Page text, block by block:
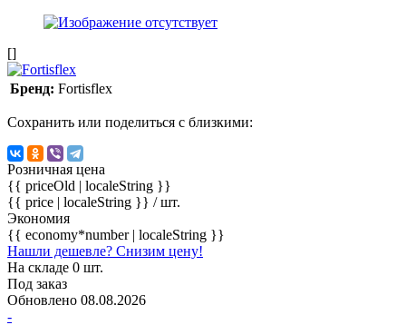
[]
Бренд: Fortisflex
Сохранить или поделиться с близкими:
Розничная цена
{{ priceOld | localeString }}
{{ price | localeString }} / шт.
Экономия
{{ economy*number | localeString }}
Нашли дешевле? Снизим цену!
На складе 0 шт.
Под заказ
Обновлено 08.08.2026
-